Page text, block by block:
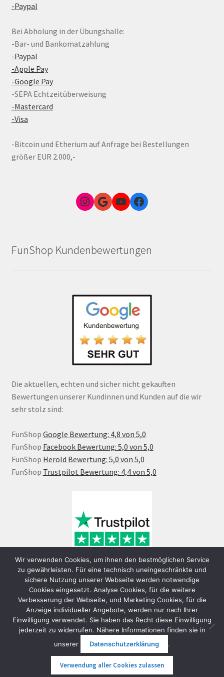
-Paypal
Bei Abholung in der Übungshalle:
-Bar- und Bankomatzahlung
-Paypal
-Apple Pay
-Google Pay
-SEPA Echtzeitüberweisung
-Mastercard
-Visa
-Bitcoin und Etherium auf Anfrage bei Bestellungen
größer EUR 2.000,-
Instagram
Google Link zum FunShop WienYouTubeFacebook
FunShop Kundenbewertungen
Die aktuellen, echten und sicher nicht gekauften
Bewertungen unserer Kundinnen und Kunden auf die wir
sehr stolz sind:
FunShop Google Bewertung: 4,8 von 5,0
FunShop Facebook Bewertung: 5,0 von 5,0
FunShop Herold Bewertung: 5,0 von 5,0
FunShop Trustpilot Bewertung: 4,4 von 5,0
© FunShop Wien - Hochqualitative Elektromobilität 2026
Datenschutzerklärung
Erstellt mit WooCommerce
Wir verwenden Cookies, um ihnen den bestmöglichen Service
zu gewährleisten. Für eine technisch uneingeschränkte und
sichere Nutzung unserer Webseite werden notwendige
Cookies eingesetzt. Analyse Cookies, für die weitere
Verbesserung der Webseite, und Marketing Cookies, für die
Anzeige individueller Angebote, werden nur nach Ihrer
Einwilligung verwendet. Sie haben das Recht diese Einwilligung
jederzeit zu widerrufen. Nähere Informationen finden sie in
unserer
Datenschutzerklärung .
Verwendung aller Cookies zulassen